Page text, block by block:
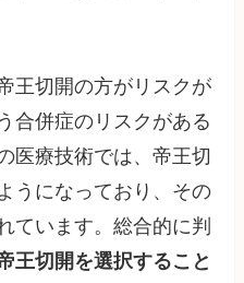
王切開の方がリスクが
合併症のリスクがある
医療技術では、帝王切
うになっており、その
ています。総合的に判
王切開を選択すること